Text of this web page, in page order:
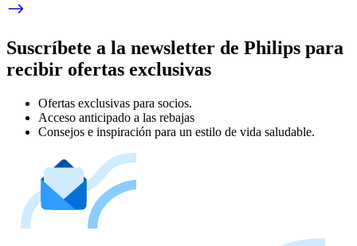
Suscríbete a la newsletter de Philips para
recibir ofertas exclusivas
Ofertas exclusivas para socios.
Acceso anticipado a las rebajas
Consejos e inspiración para un estilo de vida saludable.